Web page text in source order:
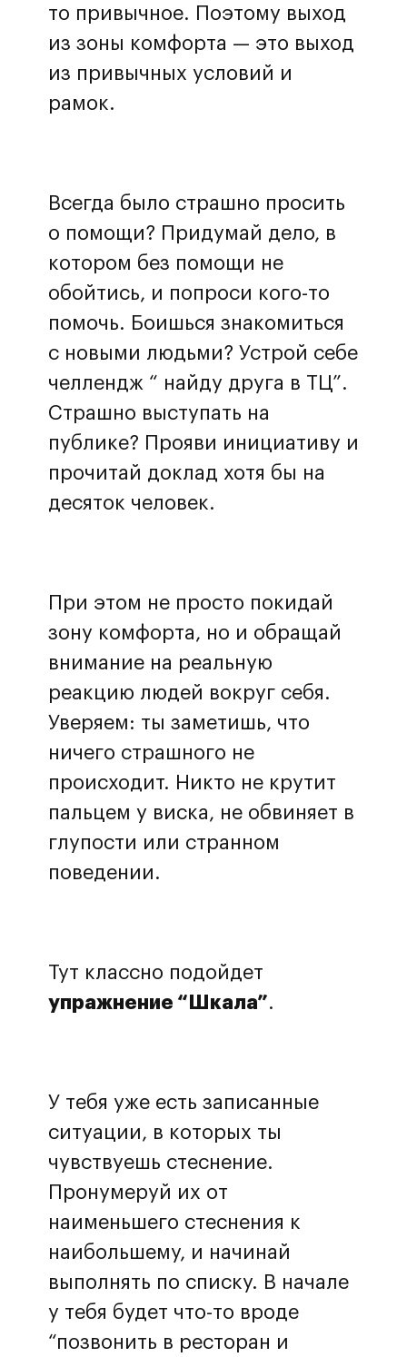
то привычное. Поэтому выход
из зоны комфорта — это выход
из привычных условий и
рамок.
Всегда было страшно просить
о помощи? Придумай дело, в
котором без помощи не
обойтись, и попроси кого-то
помочь. Боишься знакомиться
с новыми людьми? Устрой себе
челлендж “ найду друга в ТЦ”.
Страшно выступать на
публике? Прояви инициативу и
прочитай доклад хотя бы на
десяток человек.
При этом не просто покидай
зону комфорта, но и обращай
внимание на реальную
реакцию людей вокруг себя.
Уверяем: ты заметишь, что
ничего страшного не
происходит. Никто не крутит
пальцем у виска, не обвиняет в
глупости или странном
поведении.
Тут классно подойдет
упражнение “Шкала”.
У тебя уже есть записанные
ситуации, в которых ты
чувствуешь стеснение.
Пронумеруй их от
наименьшего стеснения к
наибольшему, и начинай
выполнять по списку. В начале
у тебя будет что-то вроде
“позвонить в ресторан и